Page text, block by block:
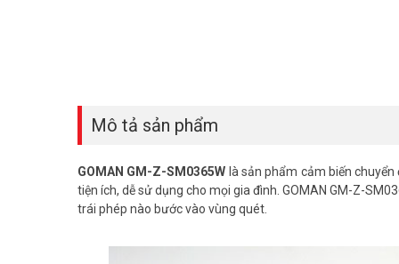
Mô tả sản phẩm
GOMAN GM-Z-SM0365W là sản phẩm cảm biến
tiện ích, dễ sử dụng cho mọi gia đình. GOMAN GM-Z-
trái phép nào bước vào vùng quét.